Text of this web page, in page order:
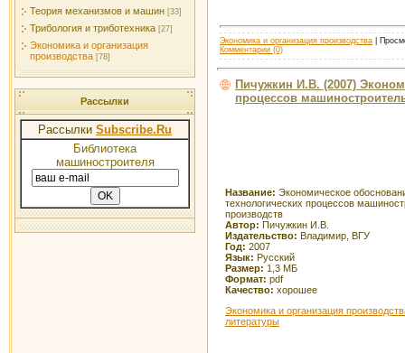
Теория механизмов и машин [33]
Трибология и триботехника [27]
Экономика и организация
производства [78]
Рассылки
Рассылки Subscribe.Ru
Библиотека
машиностроителя
Экономика и организация производства |
Комментарии (0)
Пичужкин И.В. (2007)
процессов
Название: Экономическое
технологических процессов
производств
Автор: Пичужкин И.В.
Издательство: Владимир, ВГУ
Год: 2007
Язык: Русский
Размер: 1,3 МБ
Формат: pdf
Качество: хорошее
Экономика и организация
литературы